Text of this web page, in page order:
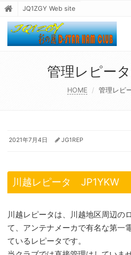
JQ1ZGY Web site
管理レピー
HOME 管理レピ
2021年7月4日 JG1REP
川越レピータ JP1YKW
川越レピータは、川越地区周辺の
て、アンテナメーカで有名な第一
ているレピータです。